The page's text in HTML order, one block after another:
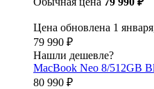
Цена обновлена 1
79 990 ₽
Нашли дешевле?
MacBook Neo 8/512GB
80 990 ₽